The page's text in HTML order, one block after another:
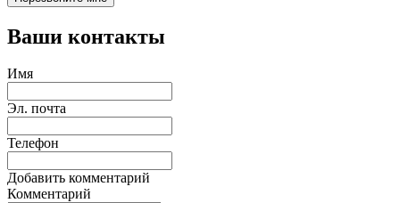
Ваши контакты
Имя
Эл. почта
Телефон
Добавить комментарий
Комментарий